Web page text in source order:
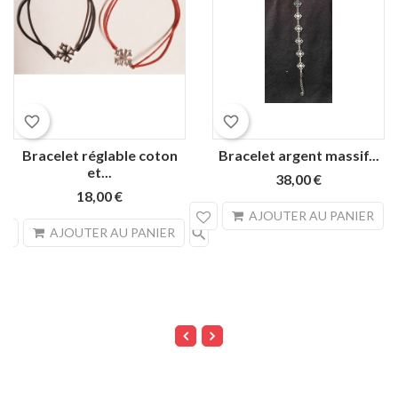
favorite_border
Bracelet réglable coton
et...
18,00 €
AJOUTER AU PANIER search
favorite_border
Bracelet argent massif...
38,00 €
AJOUTER AU PANIER